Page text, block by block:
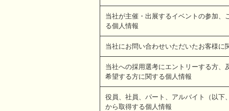
当社が主催・出展するイベントの参加、
る個人情報
当社にお問い合わせいただいたお客様に
当社への採用選考にエントリーする方、
希望する方に関する個人情報
役員、社員、パート、アルバイト（以下
から取得する個人情報